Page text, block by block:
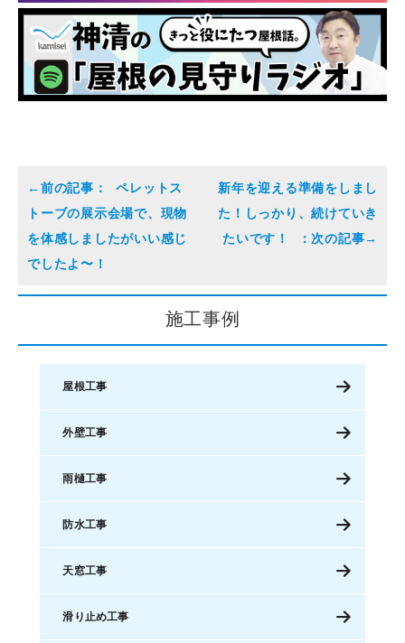
ペレットス
トーブの展示会場で、現物
を体感しましたがいい感じ
でしたよ〜！
新年を迎える準備をしまし
た！しっかり、続けていき
たいです！
施工事例
屋根工事
外壁工事
雨樋工事
防水工事
天窓工事
滑り止め工事